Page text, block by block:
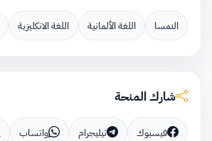
النمسا اللغة الألمانية اللغة الانكليزية
شارك المنحة
فيسبوك تيليجرام واتساب